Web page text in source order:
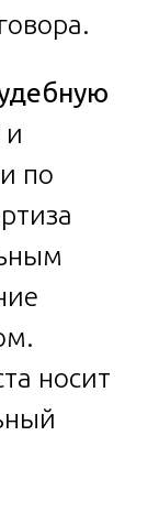
и
по
носит